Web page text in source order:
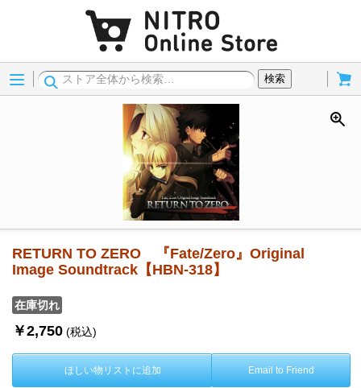
Menu
検索
RETURN TO ZERO 『Fate/Zero』Original
Image Soundtrack【HBN-318】
在庫切れ
￥2,750 (税込)
ほしい物リストに追加 Email to Friend